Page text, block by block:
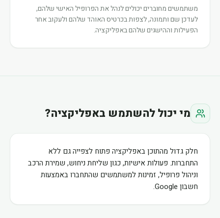
משתמשים מחוברים יכולים לנהל את הפרופיל האישי שלהם,
לעדכן שם ותמונה, לצפות בכרטיס האוהד שלהם ולעקוב אחר
הפעילות וההישגים שלהם באפליקציה.
מי יכול להשתמש באפליקציה?
חלק גדול מהתוכן באפליקציה פתוח לצפייה גם ללא
התחברות. פעולות אישיות, כגון שליחת ניחוש, שמירת הרכב
וניהול פרופיל, זמינות למשתמשים שהתחברו באמצעות
חשבון Google.